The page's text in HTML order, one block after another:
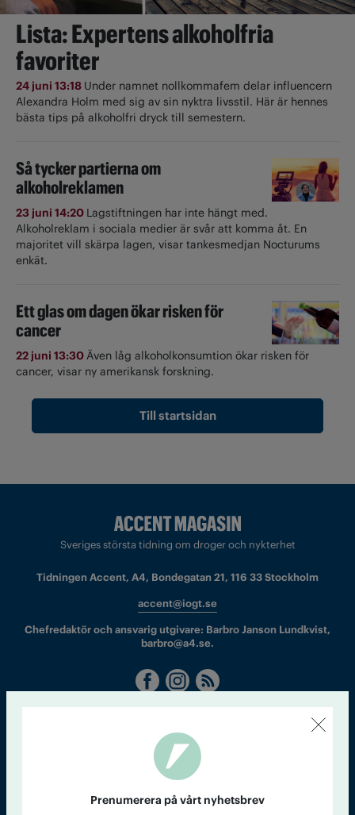
Lista: Expertens alkoholfria
favoriter
24 juni 13:18 Under namnet nollkommafem delar influencern
Alexandra Holm med sig av sin nyktra livsstil. Här är hennes
bästa tips på alkoholfri dryck till semestern.
Så tycker partierna om
alkoholreklamen
23 juni 14:20 Lagstiftningen har inte hängt med.
Alkoholreklam i sociala medier är svår att komma åt. En
majoritet vill skärpa lagen, visar tankesmedjan Nocturums
enkät.
Ett glas om dagen ökar risken för
cancer
22 juni 13:30Även låg alkoholkonsumtion ökar risken för
cancer, visar ny amerikansk forskning.
Till startsidan
Sveriges största tidning om droger och nykterhet
Tidningen Accent, A4, Bondegatan 21, 116 33 Stockholm
accent@iogt.se
Chefredaktör och ansvarig utgivare: Barbro Janson Lundkvist,
barbro@a4.se.
nummer av
Prenumerera på vårt nyhetsbrev